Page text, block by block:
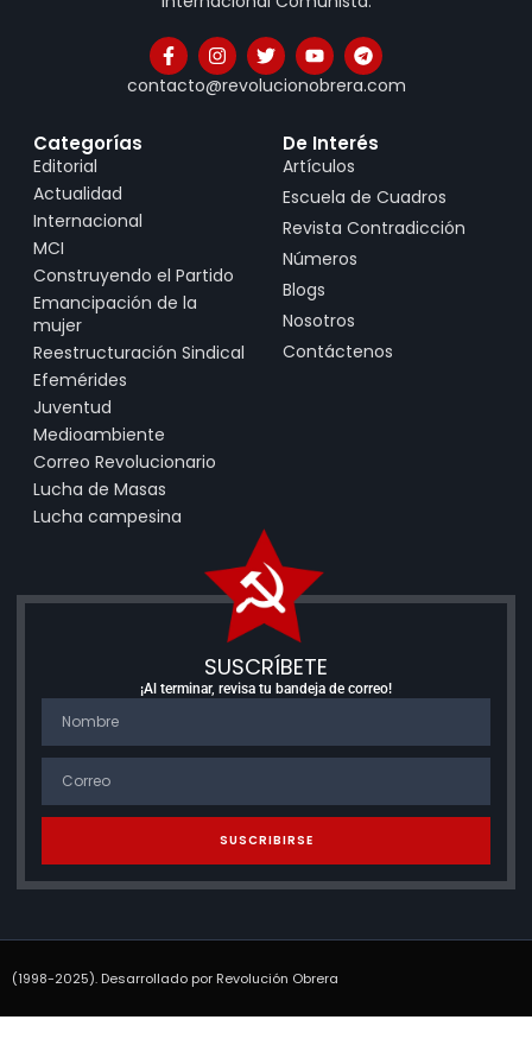
contacto@revolucionobrera.com
Categorías
Editorial
Actualidad
Internacional
MCI
Construyendo el Partido
Emancipación de la
mujer
Reestructuración Sindical
Efemérides
Juventud
Medioambiente
Correo Revolucionario
Lucha de Masas
Lucha campesina
De Interés
Artículos
Escuela de Cuadros
Revista Contradicción
Números
Blogs
Nosotros
Contáctenos
SUSCRÍBETE
¡Al terminar, revisa tu bandeja de correo!
SUSCRIBIRSE
(1998-2025). Desarrollado por Revolución Obrera